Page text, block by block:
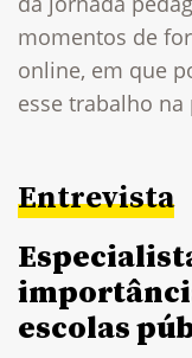
momentos de
online, em que
esse trabalho na
Entrevista
escolas